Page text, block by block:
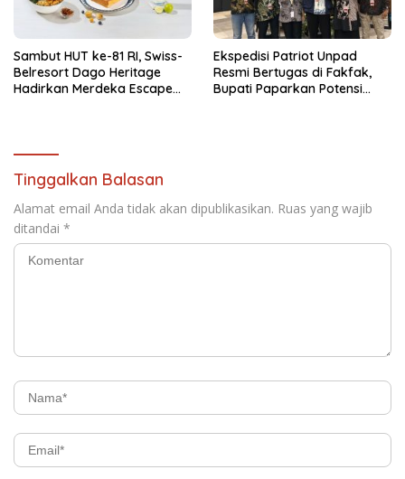
Sambut HUT ke-81 RI, Swiss-
Belresort Dago Heritage
Hadirkan Merdeka Escape
Ekspedisi Patriot Unpad
Resmi Bertugas di Fakfak,
Bupati Paparkan Potensi
Tinggalkan Balasan
Alamat email Anda tidak akan dipublikasikan. Ruas yang wajib
ditandai *